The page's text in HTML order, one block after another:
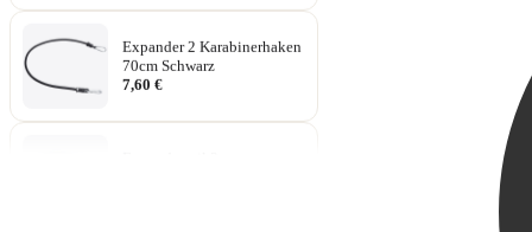
70cm Schwarz
7,60 €